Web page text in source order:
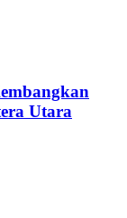
Utara